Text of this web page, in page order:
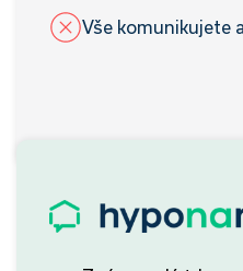
Vše komunikujete